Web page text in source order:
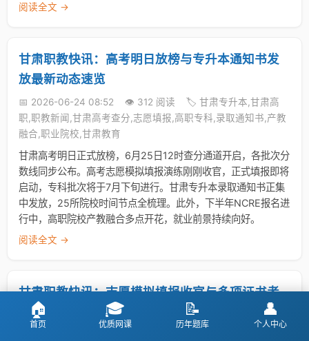
阅读全文 →
甘肃职教快讯：高考明日放榜与专升本通知书发
放最新动态速览
📅 2026-06-24 08:52 👁️ 312 阅读
🏷️ 甘肃专升本,甘肃高
职,职教新闻,甘肃高考查分,志愿填报,高职专科,录取通知书,产教
融合,职业院校,甘肃教育
甘肃高考明日正式放榜，6月25日12时查分通道开启，各批次分
数线同步公布。高考志愿模拟填报演练刚刚收官，正式填报即将
启动，专科批次将于7月下旬进行。甘肃专升本录取通知书正集
中发放，25所院校时间节点全梳理。此外，下半年NCRE报名进
行中，高职院校产教融合多点开花，就业前景持续向好。
阅读全文 →
甘肃职教快讯：志愿模拟填报收官与多项证书考
试报名同步进行
🏠
首页
🎓
优质网课
📝
历年题库
👤
个人中心